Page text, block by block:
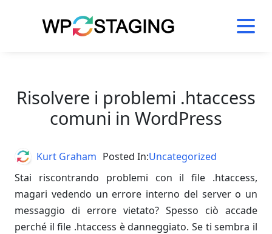
Risolvere i problemi .htaccess
comuni in WordPress
Stai riscontrando problemi con il file .htaccess,
magari vedendo un errore interno del server o un
messaggio di errore vietato? Spesso ciò accade
perché il file .htaccess è danneggiato. Se ti sembra il
AuthorKurt Graham Posted In:Uncategorized